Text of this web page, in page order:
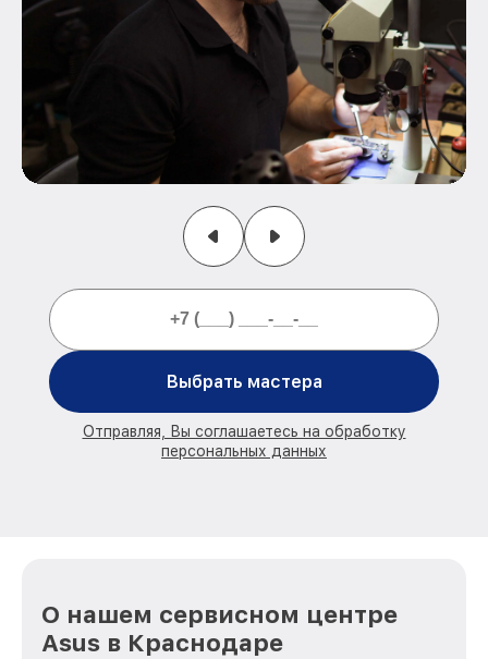
Выбрать мастера
Отправляя, Вы соглашаетесь на обработку
персональных данных
О нашем сервисном центре
Asus в Краснодаре